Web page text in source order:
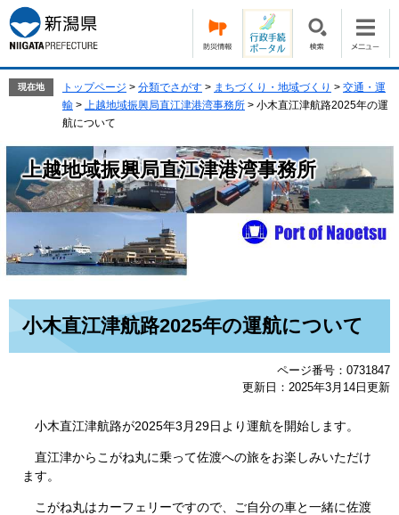
ー
ジ
の
ニ
ュ
ー
へ
現在地 トップページ > 分類でさがす > まちづくり・地域づくり > 交通・運
輸 > 上越地域振興局直江津港湾事務所 > 小木直江津航路2025年の運
航について
上越地域振興局直江津港湾事務所
小木直江津航路2025年の運航について
ページ番号：0731847
更新日：2025年3月14日更新
小木直江津航路が2025年3月29日より運航を開始します。
直江津からこがね丸に乗って佐渡への旅をお楽しみいただけ
ます。
こがね丸はカーフェリーですので、ご自分の車と一緒に佐渡